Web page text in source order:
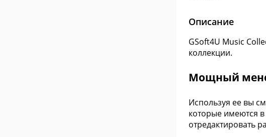
Описание
GSoft4U Music
коллекции.
Мощный
Используя ее вы
которые имеются
отредактировать